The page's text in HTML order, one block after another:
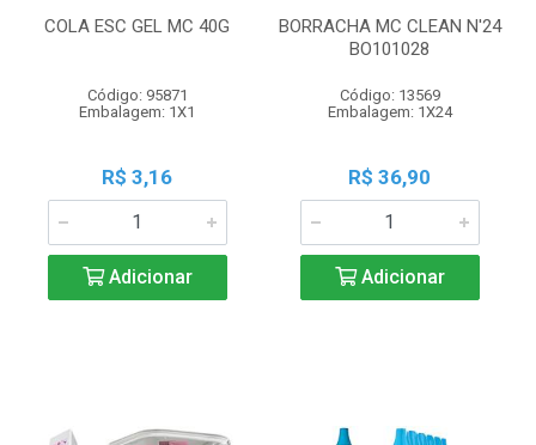
COLA ESC GEL MC 40G
Código: 95871
Embalagem: 1X1
R$ 3,16
Adicionar
BORRACHA MC CLEAN N'24
BO101028
Código: 13569
Embalagem: 1X24
R$ 36,90
Adicionar